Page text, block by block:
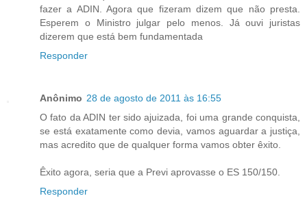
fazer a ADIN. Agora que fizeram dizem que não presta.
Esperem o Ministro julgar pelo menos. Já ouvi juristas
dizerem que está bem fundamentada
Responder
Anônimo 28 de agosto de 2011 às 16:55
O fato da ADIN ter sido ajuizada, foi uma grande conquista,
se está exatamente como devia, vamos aguardar a justiça,
mas acredito que de qualquer forma vamos obter êxito.
Êxito agora, seria que a Previ aprovasse o ES 150/150.
Responder